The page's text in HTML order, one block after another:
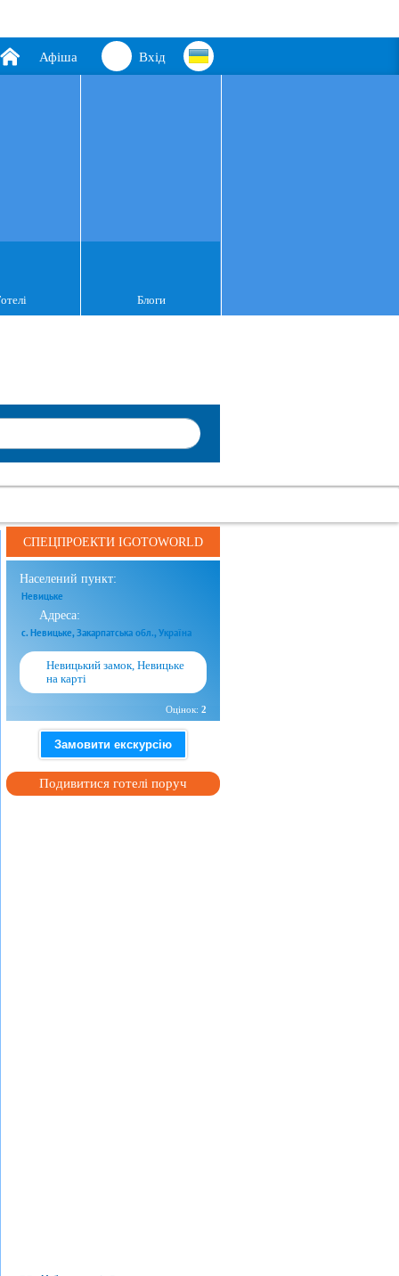
Вхід
Афіша
Блоги
СПЕЦПРОЕКТИ IGOTOWORLD
Населений пункт:
Невицьке
Адреса:
с. Невицьке, Закарпатська обл., Україна
Невицький замок, Невицьке
на карті
Оцінок: 2
Замовити екскурсію
Подивитися готелі поруч